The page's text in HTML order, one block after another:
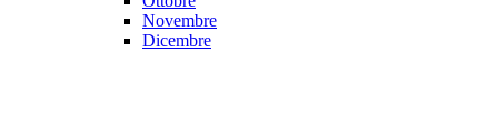
Novembre
Dicembre